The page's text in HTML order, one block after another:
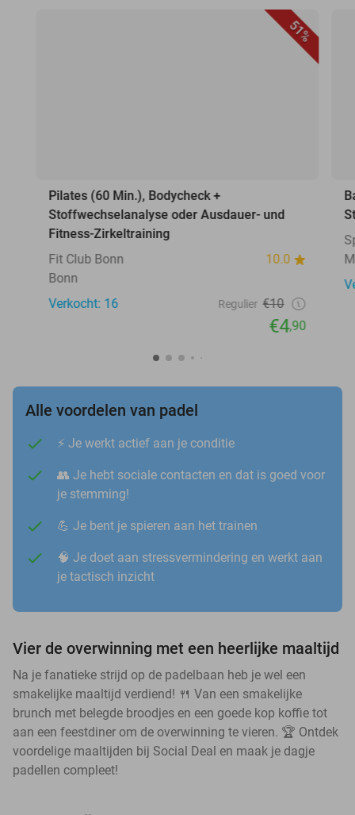
51%
Pilates (60 Min.), Bodycheck +
Stoffwechselanalyse oder Ausdauer- und
Fitness-Zirkeltraining
Fit Club Bonn
10.0
Bonn
Verkocht: 16
Regulier €10
€4,90
Alle voordelen van padel
⚡️ Je werkt actief aan je conditie
👥 Je hebt sociale contacten en dat is goed voor
je stemming!
💪 Je bent je spieren aan het trainen
🧠 Je doet aan stressvermindering en werkt aan
je tactisch inzicht
Vier de overwinning met een heerlijke maaltijd
Na je fanatieke strijd op de padelbaan heb je wel een
smakelijke maaltijd verdiend! 🍴 Van een smakelijke
brunch met belegde broodjes en een goede kop koffie tot
aan een feestdiner om de overwinning te vieren. 🏆 Ontdek
voordelige maaltijden bij Social Deal en maak je dagje
padellen compleet!